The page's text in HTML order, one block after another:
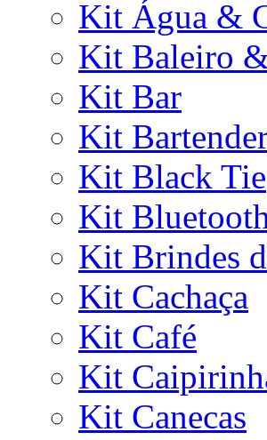
Kit Água &
Kit Baleiro
Kit Bar
Kit
Kit Black Tie
Kit
Kit Brindes
Kit Cachaça
Kit Café
Kit
Kit Canecas